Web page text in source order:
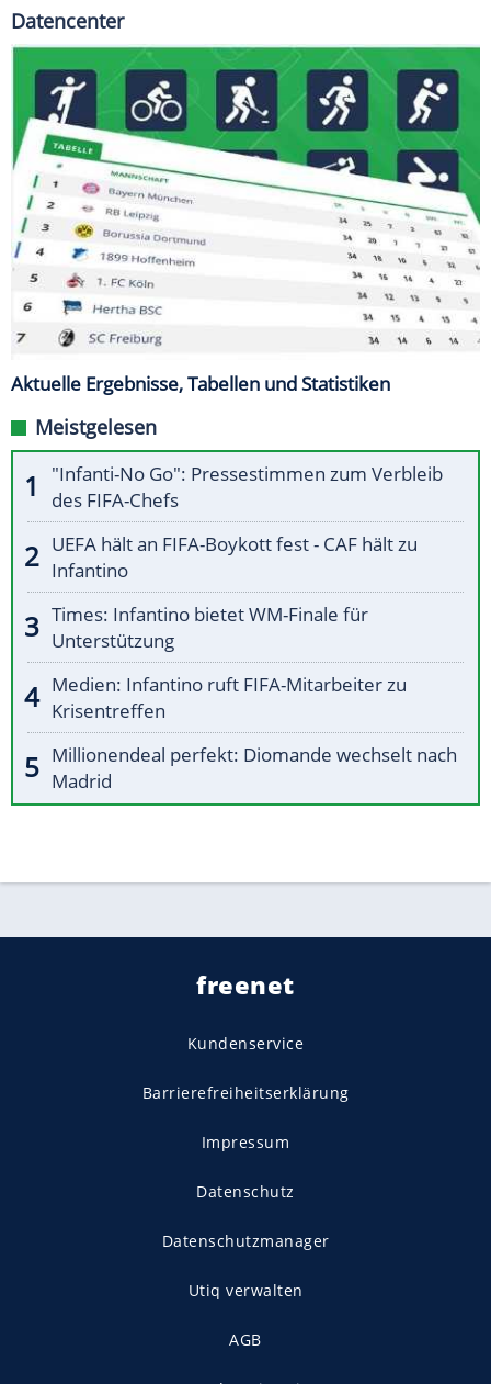
Datencenter
Aktuelle Ergebnisse, Tabellen und Statistiken
Meistgelesen
"Infanti-No Go": Pressestimmen zum Verbleib
des FIFA-Chefs
UEFA hält an FIFA-Boykott fest - CAF hält zu
Infantino
Times: Infantino bietet WM-Finale für
Unterstützung
Medien: Infantino ruft FIFA-Mitarbeiter zu
Krisentreffen
Millionendeal perfekt: Diomande wechselt nach
Madrid
freenet
Kundenservice
Barrierefreiheitserklärung
Impressum
Datenschutz
Datenschutzmanager
Utiq verwalten
AGB